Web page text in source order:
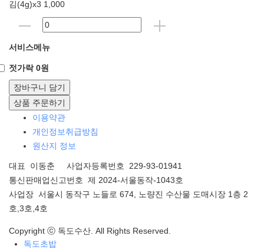
김(4g)x3 1,000
서비스메뉴
젓가락 0원
장바구니 담기
상품 주문하기
이용약관
개인정보취급방침
원산지 정보
대표 이동춘 사업자등록번호 229-93-01941
통신판매업신고번호 제 2024-서울동작-1043호
사업장 서울시 동작구 노들로 674, 노량진 수산물 도매시장 1층 2
호,3호,4호
Copyright ⓒ 독도수산. All Rights Reserved.
독도초밥